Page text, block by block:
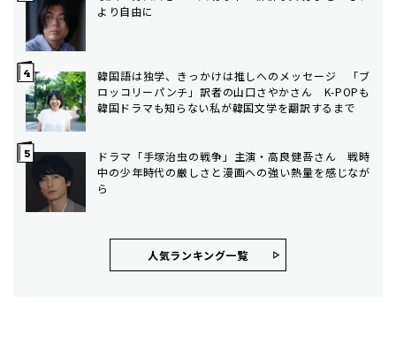
より自由に
韓国語は独学、きっかけは推しへのメッセージ 「ブ
ロッコリーパンチ」訳者の山口さやかさん K-POPも
韓国ドラマも知らない私が韓国文学を翻訳するまで
ドラマ「手塚治虫の戦争」主演・高良健吾さん 戦時
中の少年時代の厳しさと漫画への強い熱量を感じなが
ら
人気ランキング⼀覧